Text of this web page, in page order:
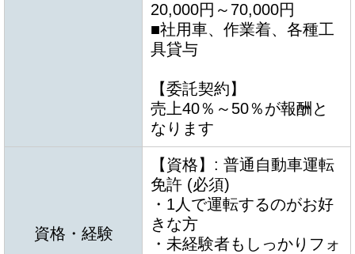
20,000円～70,000円
■社用車、作業着、各種工
具貸与
【委託契約】
売上40％～50％が報酬と
なります
資格・経験
【資格】: 普通自動車運転
免許 (必須)
・1人で運転するのがお好
きな方
・未経験者もしっかりフォ